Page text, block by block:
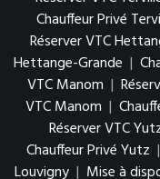
Chauffeur Privé
Réserver VTC
Hettange-Grande |
VTC Manom |
VTC Manom |
Réserver VTC
Chauffeur Privé Yutz |
Louvigny | Mise à